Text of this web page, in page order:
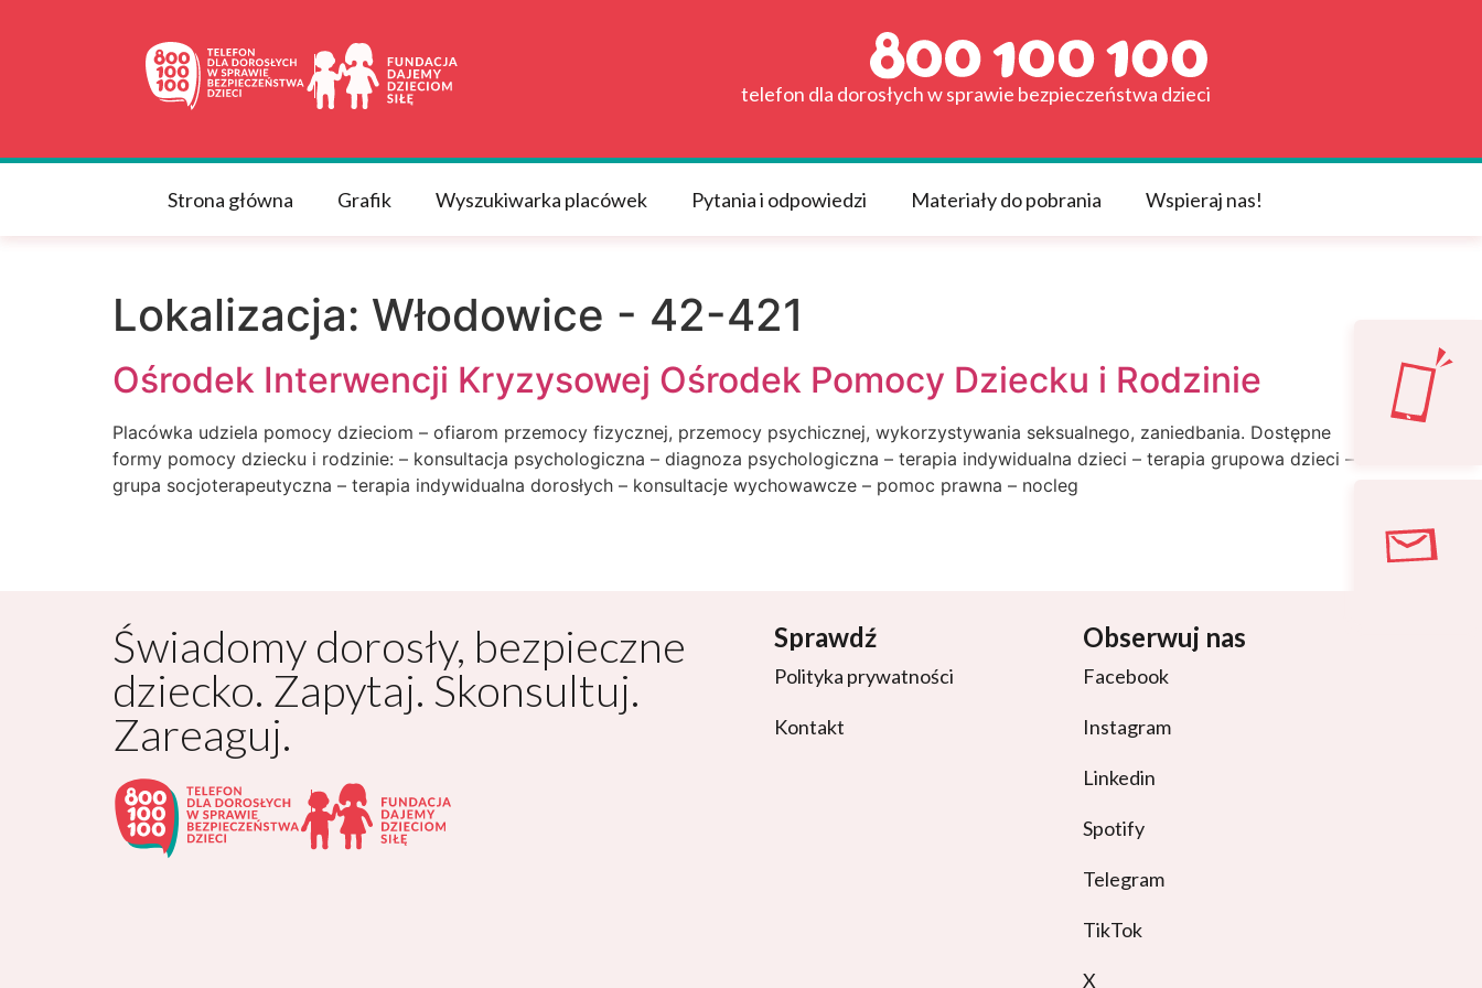
telefon dla dorosłych w sprawie bezpieczeństwa dzieci
Strona główna Grafik Wyszukiwarka placówek Pytania i odpowiedzi Materiały do pobrania Wspieraj nas!
Lokalizacja: Włodowice - 42-421
Ośrodek Interwencji Kryzysowej Ośrodek Pomocy Dziecku i Rodzinie
Placówka udziela pomocy dzieciom – ofiarom przemocy fizycznej, przemocy psychicznej, wykorzystywania seksualnego, zaniedbania. Dostępne
formy pomocy dziecku i rodzinie: – konsultacja psychologiczna – diagnoza psychologiczna – terapia indywidualna dzieci – terapia grupowa dzieci –
grupa socjoterapeutyczna – terapia indywidualna dorosłych – konsultacje wychowawcze – pomoc prawna – nocleg
Świadomy dorosły, bezpieczne
dziecko. Zapytaj. Skonsultuj.
Zareaguj.
Sprawdź
Polityka prywatności
Kontakt
Obserwuj nas
Facebook
Instagram
Linkedin
Spotify
Telegram
TikTok
X